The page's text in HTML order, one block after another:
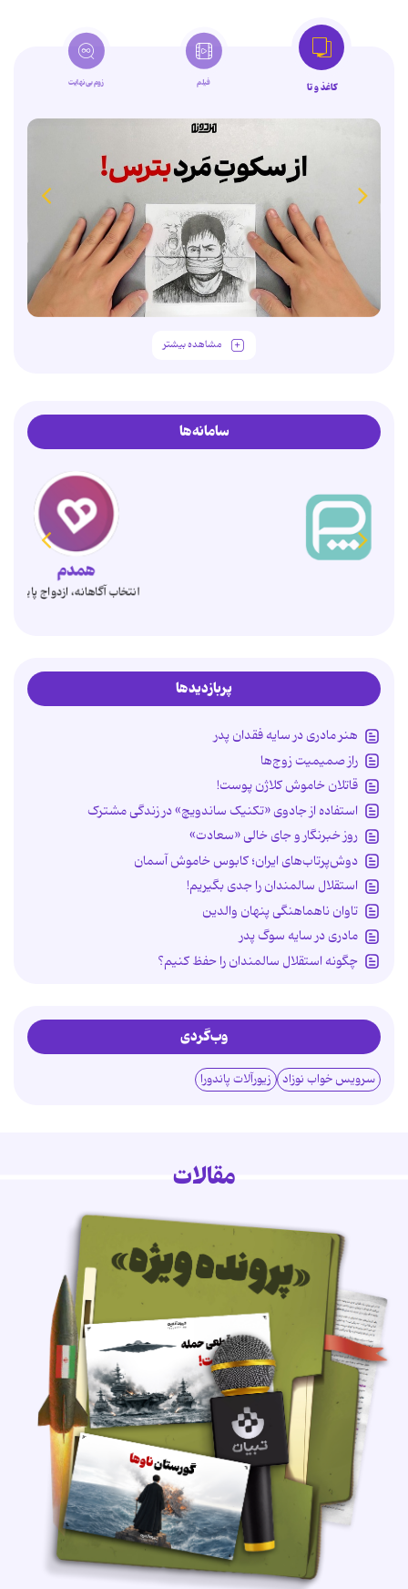
کاغذ و تا فیلم زوم‌بی‌نهایت
مشاهده بیشتر
سامانه‌ها
انتخاب آگاهانه، ازدواج پایدار
پربازدیدها
هنر مادری در سایه‌ فقدان پدر
راز صمیمیت زوج‌ها
قاتلان خاموش کلاژن پوست!
استفاده از جادوی «تکنیک ساندویچ» در زندگی مشترک
روز خبرنگار و جای خالی «سعادت»
دوش‌پرتاب‌های ایران؛ کابوس خاموش آسمان
استقلال سالمندان را جدی بگیریم!
تاوان ناهماهنگی پنهان والدین
مادری در سایه سوگ پدر
چگونه استقلال سالمندان را حفظ کنیم؟
وب‌گردی
سرویس خواب نوزاد زیورآلات پاندورا
مقالات